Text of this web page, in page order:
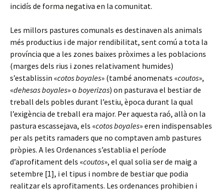
incidís de forma negativa en la comunitat.
Les millors pastures comunals es destinaven als animals
més productius i de major rendibilitat, sent comú a tota la
província que a les zones baixes pròximes a les poblacions
(marges dels rius i zones relativament humides)
s’establissin «cotos boyales» (també anomenats «coutos»,
«dehesas boyales» o boyerizas) on pasturava el bestiar de
treball dels pobles durant l’estiu, època durant la qual
l’exigència de treball era major. Per aquesta raó, allà on la
pastura escassejava, els «cotos boyales» eren indispensables
per als petits ramaders que no comptaven amb pastures
pròpies. A les Ordenances s’establia el període
d’aprofitament dels «coutos», el qual solia ser de maig a
setembre [1], i el tipus i nombre de bestiar que podia
realitzar els aprofitaments. Les ordenances prohibien i